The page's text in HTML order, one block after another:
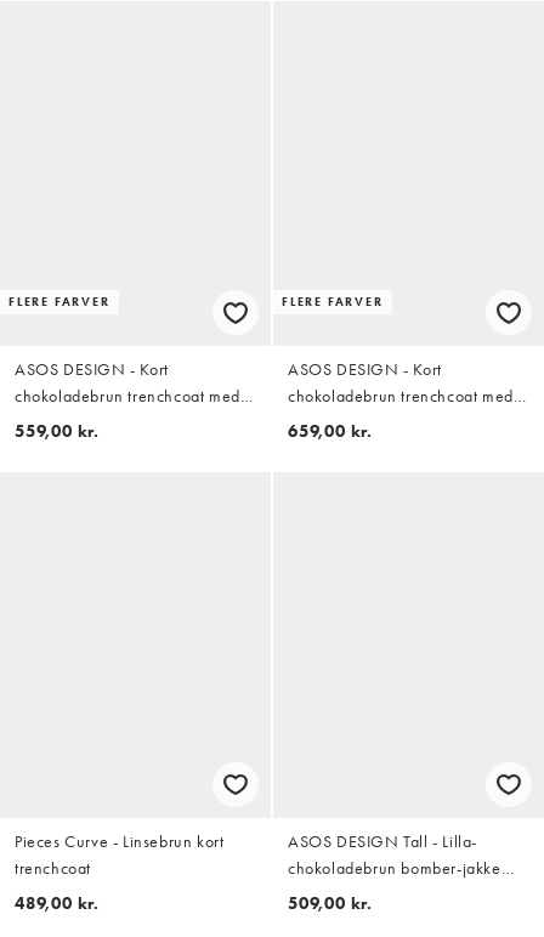
FLERE FARVER
ASOS DESIGN - Kort
chokoladebrun trenchcoat med
plisseringer
559,00 kr.
FLERE FARVER
ASOS DESIGN - Kort
chokoladebrun trenchcoat med
A-form og ståkrave
659,00 kr.
Pieces Curve - Linsebrun kort
trenchcoat
489,00 kr.
ASOS DESIGN Tall - Lilla-
chokoladebrun bomber-jakke
med ståkrave i læderlook
509,00 kr.